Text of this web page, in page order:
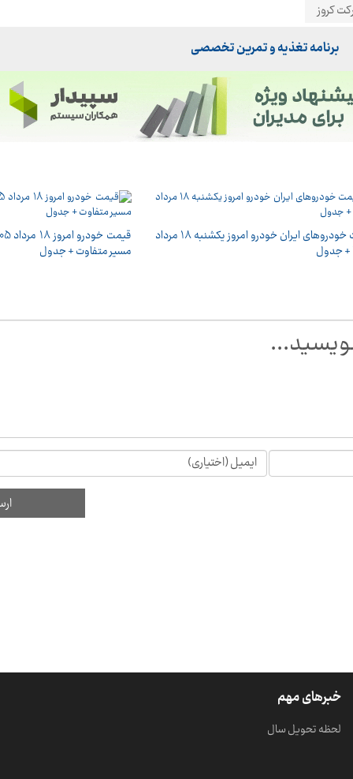
کروز
برنامه تغذیه و تمرین تخصصی
قیمت خودرو‌های ایران خودرو امروز یکشنبه ۱۸ مرداد
مسیر متفاوت + جدول
خبرهای مهم
لحظه تحویل سال